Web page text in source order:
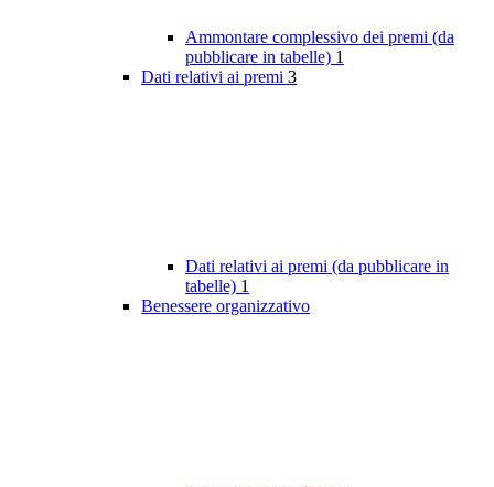
Ammontare complessivo dei premi (da
pubblicare in tabelle) 1
Dati relativi ai premi 3
Dati relativi ai premi (da pubblicare in
tabelle) 1
Benessere organizzativo